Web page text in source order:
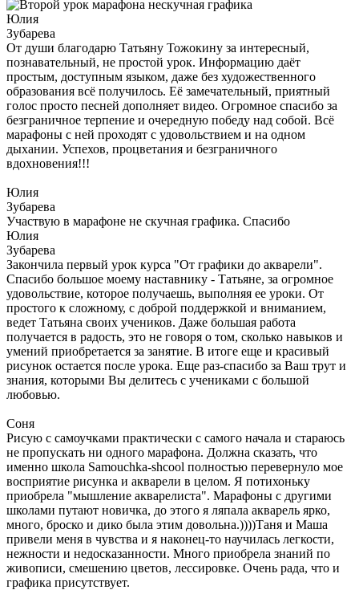
Юлия
Зубарева
От души благодарю Татьяну Тожокину за интересный,
познавательный, не простой урок. Информацию даёт
простым, доступным языком, даже без художественного
образования всё получилось. Её замечательный, приятный
голос просто песней дополняет видео. Огромное спасибо за
безграничное терпение и очередную победу над собой. Всё
марафоны с ней проходят с удовольствием и на одном
дыхании. Успехов, процветания и безграничного
вдохновения!!!
Юлия
Зубарева
Участвую в марафоне не скучная графика. Спасибо
Юлия
Зубарева
Закончила первый урок курса "От графики до акварели".
Спасибо большое моему наставнику - Татьяне, за огромное
удовольствие, которое получаешь, выполняя ее уроки. От
простого к сложному, с доброй поддержкой и вниманием,
ведет Татьяна своих учеников. Даже большая работа
получается в радость, это не говоря о том, сколько навыков и
умений приобретается за занятие. В итоге еще и красивый
рисунок остается после урока. Еще раз-спасибо за Ваш трут и
знания, которыми Вы делитесь с учениками с большой
любовью.
Соня
Рисую с самоучками практически с самого начала и стараюсь
не пропускать ни одного марафона. Должна сказать, что
именно школа Samouchka-shcool полностью перевернуло мое
восприятие рисунка и акварели в целом. Я потихоньку
приобрела "мышление акварелиста". Марафоны с другими
школами путают новичка, до этого я ляпала акварель ярко,
много, броско и дико была этим довольна.))))Таня и Маша
привели меня в чувства и я наконец-то научилась легкости,
нежности и недосказанности. Много приобрела знаний по
живописи, смешению цветов, лессировке. Очень рада, что и
графика присутствует.